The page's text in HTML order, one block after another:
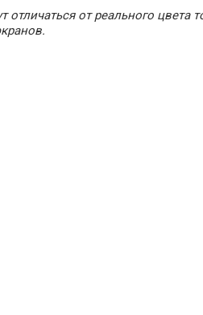
отличаться от реального цвета